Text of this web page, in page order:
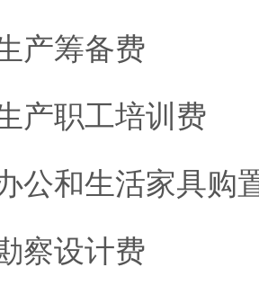
产筹备费
产职工培训费
公和生活家具购
察设计费